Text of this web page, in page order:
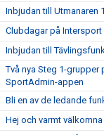
Inbjudan till Utmanaren
Clubdagar på Intersport
Inbjudan till
Två nya Steg 1-
SportAdmin-appen
Bli en av de ledande
Hej och varmt